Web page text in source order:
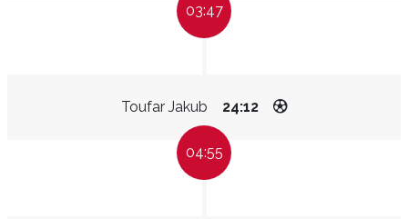
03:47
Toufar Jakub 24:12
04:55